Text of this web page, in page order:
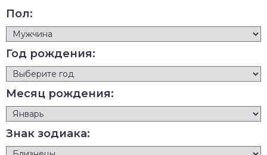
Пол:
Год рождения:
Месяц рождения:
Знак зодиака: